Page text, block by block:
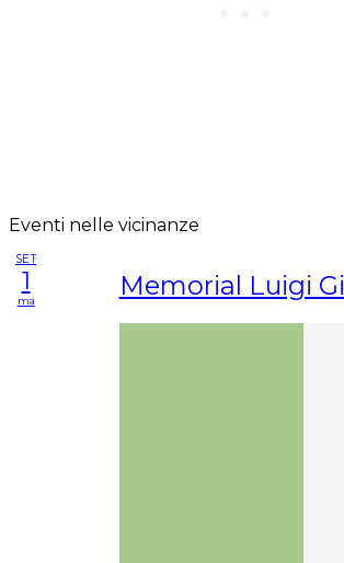
Eventi nelle vicinanze
SET
1
ma Memorial Luigi